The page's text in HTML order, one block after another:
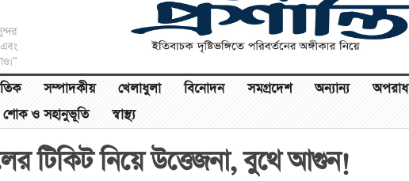
সম্পাদকীয় খেলাধুলা বিনোদন সমগ্রদেশ অন্যান্য অপরাধ
শোক ও সহানুভূতি স্বাস্থ্য
টিকিট নিয়ে উত্তেজনা, বুথে আগুন!